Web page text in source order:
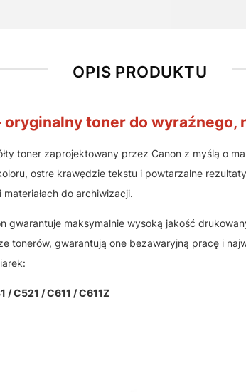
OPIS PRODUKTU
toner do wyraźnego,
toner zaprojektowany przez Canon z myślą o
ostre krawędzie tekstu i powtarzalne
do archiwizacji.
gwarantuje maksymalnie wysoką jakość
tonerów, gwarantują one bezawaryjną pracę i
/ C521 / C611 / C611Z